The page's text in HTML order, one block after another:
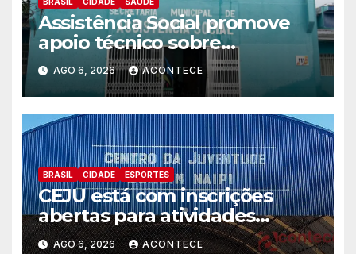
Assistência Social promove
apoio técnico sobre
preparação e resposta a
situações de emergência e
calamidade pública
AGO 6, 2026 ACONTECE
BRASIL CIDADE ESPORTES
CEJU está com inscrições
abertas para atividades
gratuitas
AGO 6, 2026 ACONTECE